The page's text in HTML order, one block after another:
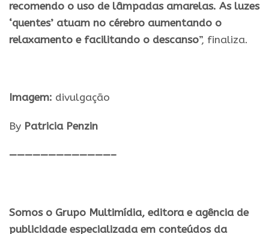
recomendo o uso de lâmpadas amarelas. As luzes
‘quentes’ atuam no cérebro aumentando o
relaxamento e facilitando o descanso”, finaliza.
Imagem: divulgação
By Patricia Penzin
—————————————–
Somos o Grupo Multimídia, editora e agência de
publicidade especializada em conteúdos da